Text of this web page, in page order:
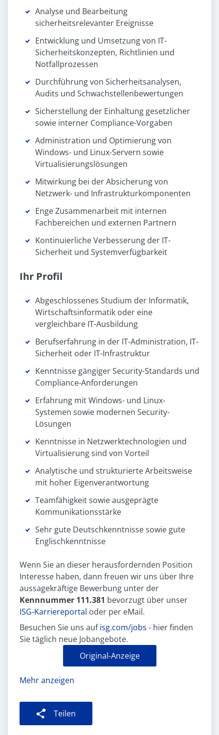
Analyse und Bearbeitung
sicherheitsrelevanter Ereignisse
Entwicklung und Umsetzung von IT-
Sicherheitskonzepten, Richtlinien und
Notfallprozessen
Durchführung von Sicherheitsanalysen,
Audits und Schwachstellenbewertungen
Sicherstellung der Einhaltung gesetzlicher
sowie interner Compliance-Vorgaben
Administration und Optimierung von
Windows- und Linux-Servern sowie
Virtualisierungslösungen
Mitwirkung bei der Absicherung von
Netzwerk- und Infrastrukturkomponenten
Enge Zusammenarbeit mit internen
Fachbereichen und externen Partnern
Kontinuierliche Verbesserung der IT-
Sicherheit und Systemverfügbarkeit
Ihr Profil
Abgeschlossenes Studium der Informatik,
Wirtschaftsinformatik oder eine
vergleichbare IT-Ausbildung
Berufserfahrung in der IT-Administration, IT-
Sicherheit oder IT-Infrastruktur
Kenntnisse gängiger Security-Standards und
Compliance-Anforderungen
Erfahrung mit Windows- und Linux-
Systemen sowie modernen Security-
Lösungen
Kenntnisse in Netzwerktechnologien und
Virtualisierung sind von Vorteil
Analytische und strukturierte Arbeitsweise
mit hoher Eigenverantwortung
Teamfähigkeit sowie ausgeprägte
Kommunikationsstärke
Sehr gute Deutschkenntnisse sowie gute
Englischkenntnisse
Wenn Sie an dieser herausfordernden Position
Interesse haben, dann freuen wir uns über Ihre
aussagekräftige Bewerbung unter der
Kennnummer 111.381 bevorzugt über unser
ISG-Karriereportal oder per eMail.
Besuchen Sie uns aufisg.com/jobs - hier finden
Sie täglich neue Jobangebote.
Original-Anzeige
Mehr anzeigen
Teilen